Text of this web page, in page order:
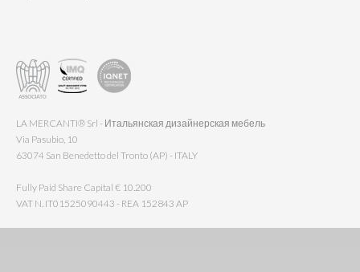
LA MERCANTI® Srl - Итальянская дизайнерская мебель
Via Pasubio, 10
63074 San Benedetto del Tronto (AP) - ITALY
Fully Paid Share Capital € 10.200
VAT N. IT01525090443 - REA 152843 AP